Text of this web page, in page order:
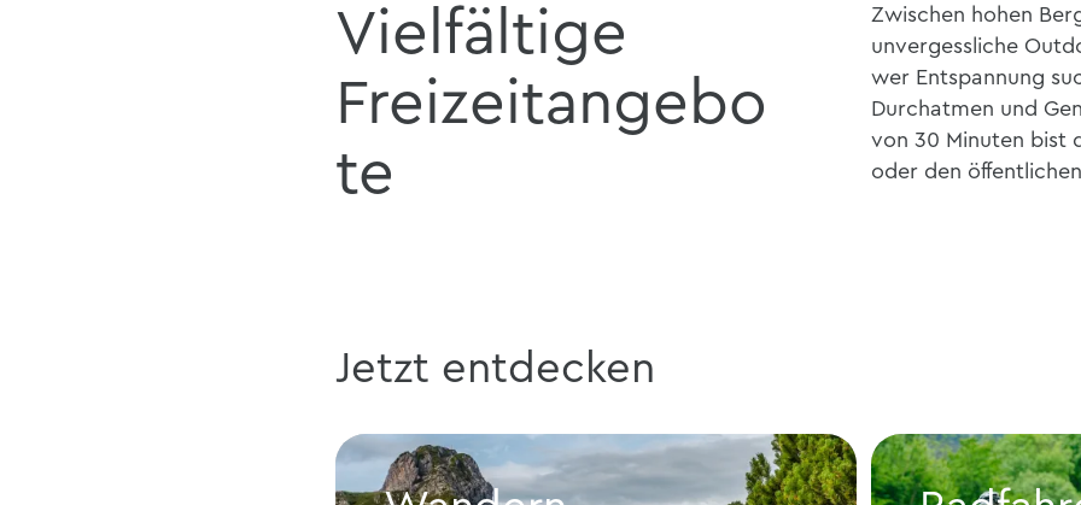
Vielfältige
Freizeitangebo
te
Zwischen hohen
unvergessliche
wer Entspannung
Durchatmen und
von 30 Minuten bist
oder den
Jetzt entdecken